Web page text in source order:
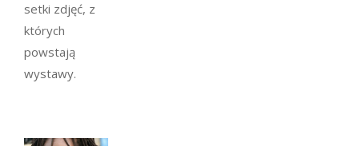
setki zdjęć, z
których
powstają
wystawy.